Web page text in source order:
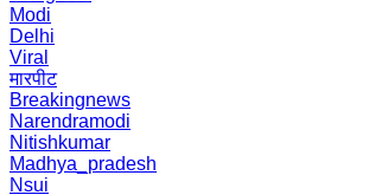
Modi
Delhi
Viral
मारपीट
Breakingnews
Narendramodi
Nitishkumar
Madhya_pradesh
Nsui